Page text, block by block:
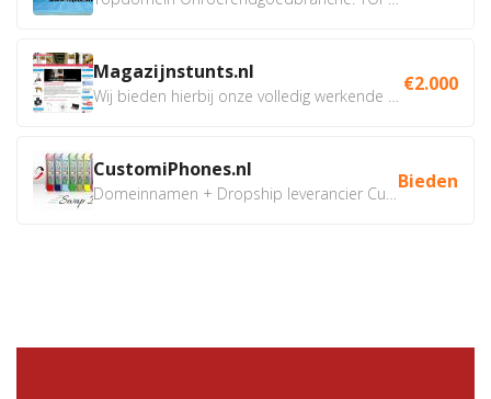
Magazijnstunts.nl €2.000
CustomiPhones.nl Bieden